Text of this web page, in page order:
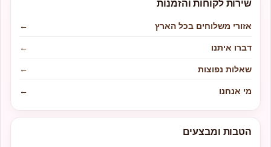
שירות לקוחות והזמנות
אזורי משלוחים בכל הארץ
←
דברו איתנו
←
שאלות נפוצות
←
מי אנחנו
←
הטבות ומבצעים